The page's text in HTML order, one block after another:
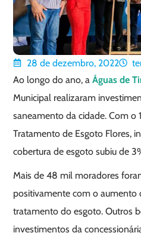
28 de dezembro, 2022
Ao longo do ano, aÁguas de
Municipal realizaram
saneamento da cidade. Com o
Tratamento de Esgoto Flores,
cobertura de esgoto subiu de
Mais de 48 mil moradores
positivamente com o aumento
tratamento do esgoto. Outros
investimentos da